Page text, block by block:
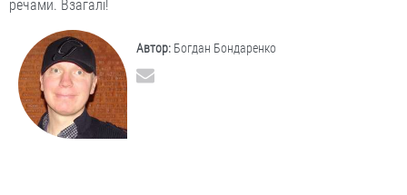
речами. Взагалі!
Автор: Богдан Бондаренко